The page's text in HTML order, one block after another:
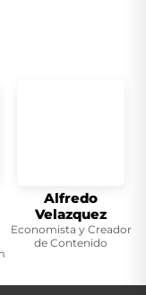
Alfredo
Velazquez
Economista y Creador
de Contenido